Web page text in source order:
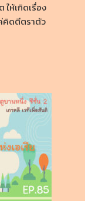
ห้เกิดเรื่อง
คิดตีตราตัว